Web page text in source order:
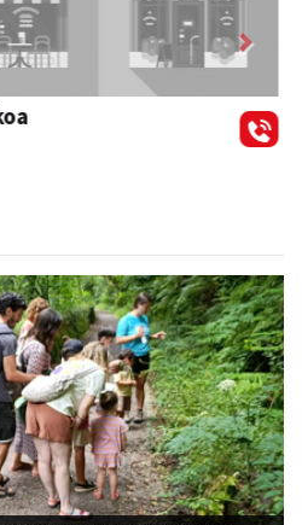
Leizaran Bisitarien